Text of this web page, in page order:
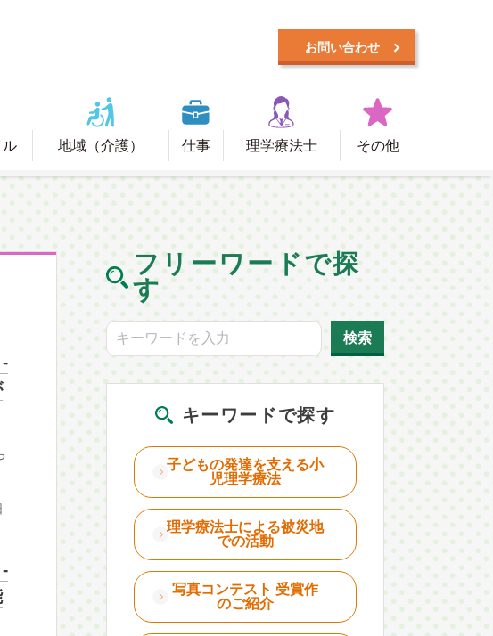
お問い合わせ
ル 地域（介護） 仕事 理学療法士 その他
フリーワードで探
す
キーワードで探す
子どもの発達を支える小
児理学療法
理学療法士による被災地
での活動
写真コンテスト 受賞作
のご紹介